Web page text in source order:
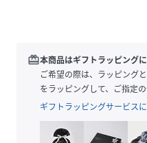
す。
【NEW BALANCE / ニュー
米国ボストンにて、偏平足
て1906年に誕生。
社名の由来は履いた人に“新
redeem本商品はギフトラッピング
ご希望の際は、ラッピング
をラッピングして、ご指定
ギフトラッピングサービス